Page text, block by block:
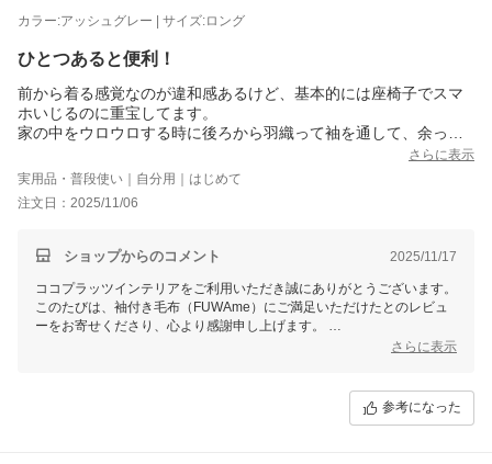
カラー:アッシュグレー | サイズ:ロング
ひとつあると便利！
前から着る感覚なのが違和感あるけど、基本的には座椅子でスマ
ホいじるのに重宝してます。
家の中をウロウロする時に後ろから羽織って袖を通して、余った
ところを縛ったり、裾をたくし上げて布紐で縛ってガウンのよう
に着たり？もしてます。
さらに表示
実用品・普段使い｜自分用｜はじめて
注文日：2025/11/06
ショップからのコメント 2025/11/17
ココプラッツインテリアをご利用いただき誠にありがとうございます。
このたびは、袖付き毛布（FUWAme）にご満足いただけたとのレビュ
ーをお寄せくださり、心より感謝申し上げます。
ご自宅での快適な時間のお手伝いができたようで、スタッフ一同励みに
さらに表示
参考になった